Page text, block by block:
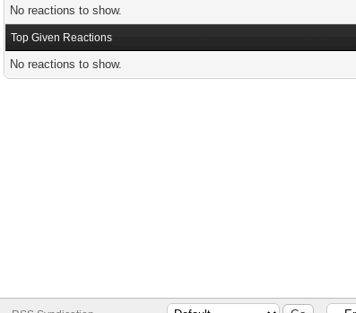
No reactions to show.
Top Given Reactions
No reactions to show.